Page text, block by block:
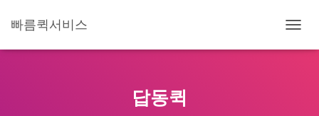
빠름퀵서비스
비
답동퀵